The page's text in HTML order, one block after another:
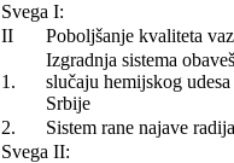
Svega I:
II
Poboljšanje kvaliteta
1.
Izgradnja sistema
slučaju hemijskog
Srbije
2.
Sistem rane najave
Svega II: